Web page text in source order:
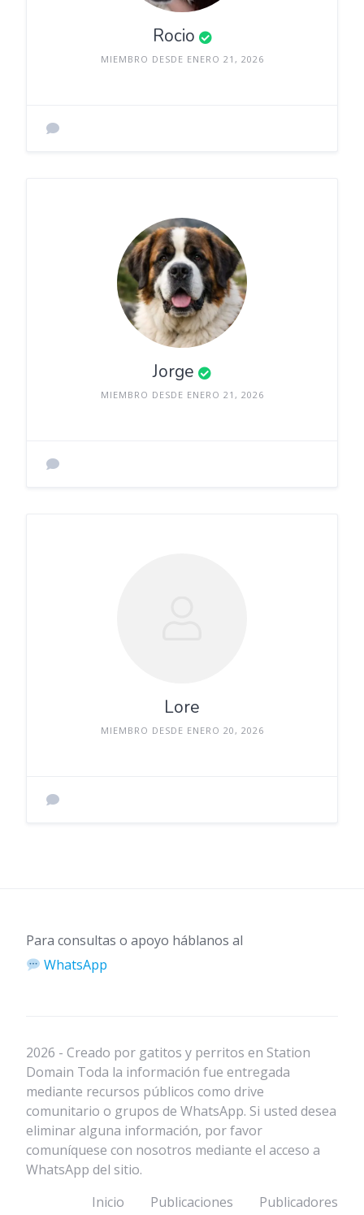
Rocio
MIEMBRO DESDE ENERO 21, 2026
Jorge
MIEMBRO DESDE ENERO 21, 2026
Lore
MIEMBRO DESDE ENERO 20, 2026
Para consultas o apoyo háblanos al
WhatsApp
2026 - Creado por gatitos y perritos en Station
Domain Toda la información fue entregada
mediante recursos públicos como drive
comunitario o grupos de WhatsApp. Si usted desea
eliminar alguna información, por favor
comuníquese con nosotros mediante el acceso a
WhatsApp del sitio.
Inicio
Publicaciones Publicadores